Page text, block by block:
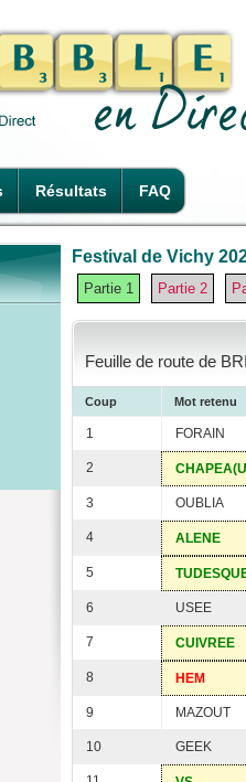
Résultats FAQ
Festival de Vichy
Partie 1 Partie 2
Feuille de route de
Coup Mot retenu
1 FORAIN
2
3 OUBLIA
4 ALENE
5
6 USEE
7 CUIVREE
8 HEM
9 MAZOUT
10 GEEK